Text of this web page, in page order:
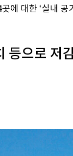
에 대한 ‘실내 공
등으로 저